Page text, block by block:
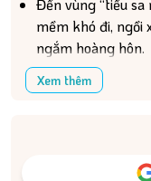
Nước ngoài
Đến vùng “tiểu
mềm khó đi, ngồi
ngắm hoàng hôn.
Xem thêm